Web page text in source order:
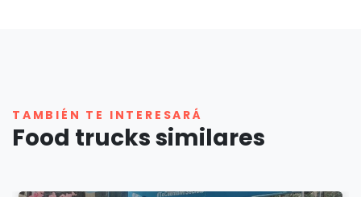
TAMBIÉN TE INTERESARÁ
Food trucks similares